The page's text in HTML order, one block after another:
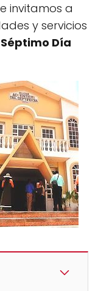
invitamos a
y servicios
Día